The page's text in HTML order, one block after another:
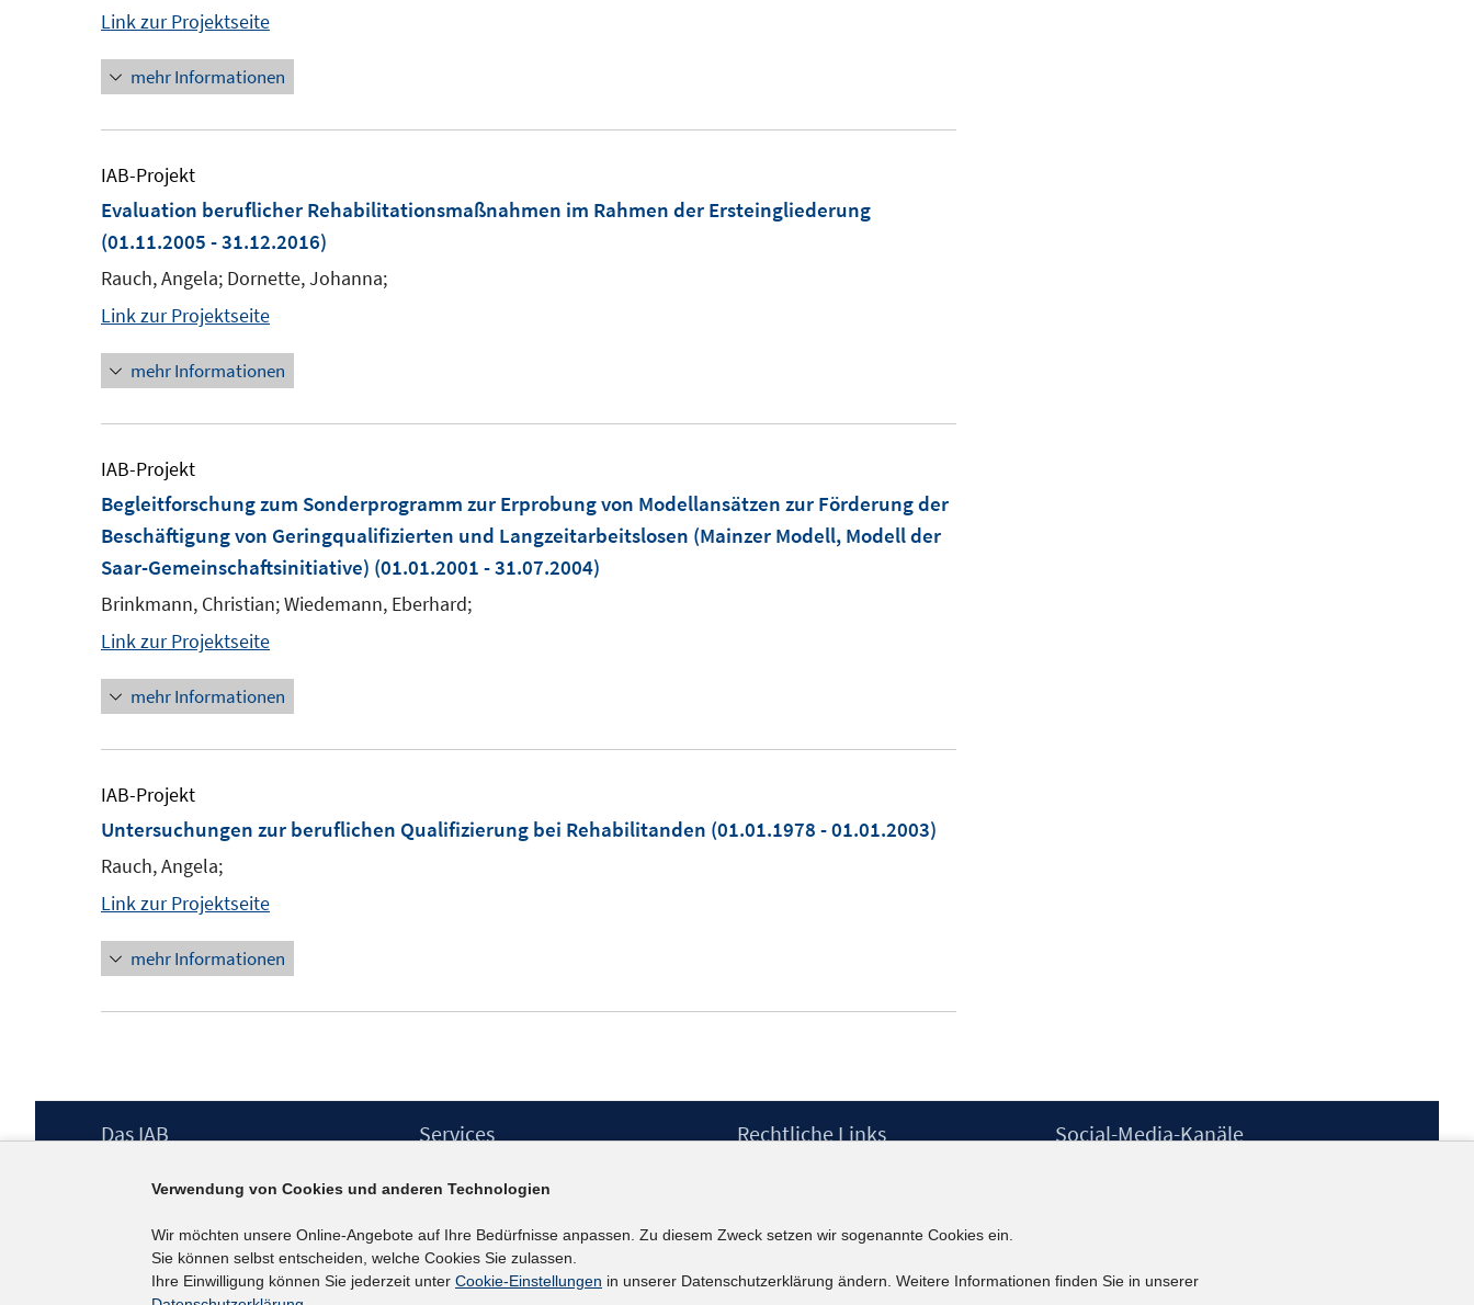
Link zur Projektseite
mehr Informationen
IAB-Projekt
Evaluation beruflicher Rehabilitationsmaßnahmen im Rahmen der Ersteingliederung
(01.11.2005 - 31.12.2016)
Rauch, Angela; Dornette, Johanna;
Link zur Projektseite
mehr Informationen
IAB-Projekt
Begleitforschung zum Sonderprogramm zur Erprobung von Modellansätzen zur Förderung der
Beschäftigung von Geringqualifizierten und Langzeitarbeitslosen (Mainzer Modell, Modell der
Saar-Gemeinschaftsinitiative) (01.01.2001 - 31.07.2004)
Brinkmann, Christian; Wiedemann, Eberhard;
Link zur Projektseite
mehr Informationen
IAB-Projekt
Untersuchungen zur beruflichen Qualifizierung bei Rehabilitanden (01.01.1978 - 01.01.2003)
Rauch, Angela;
Link zur Projektseite
mehr Informationen
Footer
Das IAB
Berufsforschung (IAB) – unser Leitbild
Institutsleitung
Graduiertenprogramm
Befragungen
Services
IAB-Newsletter
Kontakt
Rechtliche Links
Erklärung zur Barrierefreiheit
Social-Media-Kanäle
kununu
Verwendung von Cookies und anderen Technologien
Wir möchten unsere Online-Angebote auf Ihre Bedürfnisse anpassen. Zu diesem Zweck setzen wir sogenannte Cookies ein.
Sie können selbst entscheiden, welche Cookies Sie zulassen.
Ihre Einwilligung können Sie jederzeit unter Cookie-Einstellungen in unserer Datenschutzerklärung ändern. Weitere Informationen finden Sie in unserer